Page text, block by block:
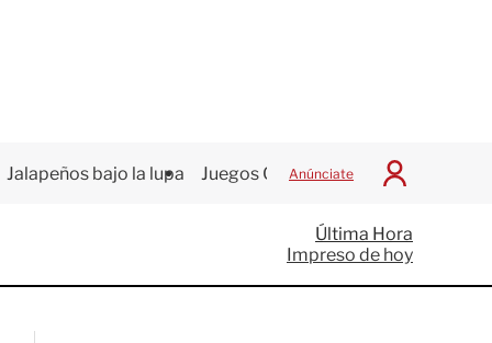
Jalapeños bajo la lupa Juegos Centroamericanos
Anúnciate
I
c
i
a
Última Hora
Impreso de hoy